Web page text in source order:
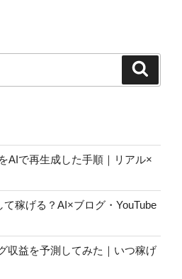
AIで再生成した手順｜リアル×
て稼げる？AI×ブログ・YouTube
収益を予測してみた｜いつ稼げ